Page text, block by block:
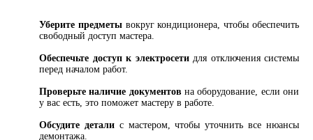
Уберите предметывокруг кондиционера, чтобы обеспечить
свободный доступ мастера.
Обеспечьте доступ к электросетидля отключения системы
перед началом работ.
Проверьте наличие документов на оборудование, если они
у вас есть, это поможет мастеру в работе.
Обсудите деталис мастером, чтобы уточнить все нюансы
демонтажа.